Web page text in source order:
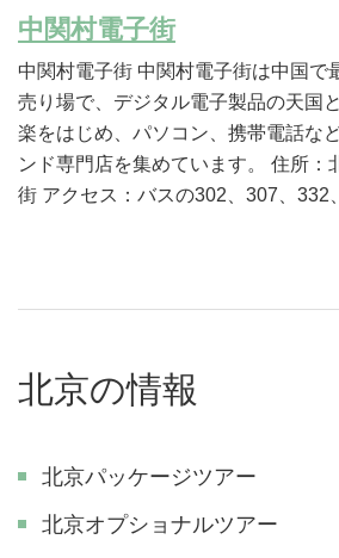
中関村電子街
中関村電子街 中関村電子街は中国で
売り場で、デジタル電子製品の天国
楽をはじめ、パソコン、携帯電話な
ンド専門店を集めています。 住所：
街 アクセス：バスの302、307、332
北京の情報
北京パッケージツアー
北京オプショナルツアー